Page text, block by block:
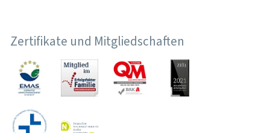
Zertifikate und Mitgliedschaften